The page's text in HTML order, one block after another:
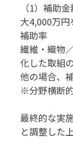
（1）補助
大4,000万円
補助率
繊維・織物
化した取組
他の場合、
※分野横断
最終的な実
と調整した